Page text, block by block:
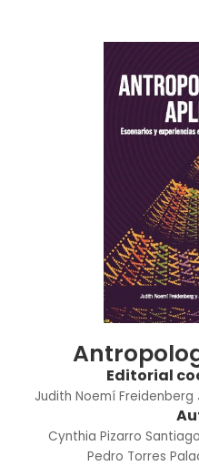
Editorial
Judith Noemí Freidenberg
Cynthia Pizarro
Pedro Torres